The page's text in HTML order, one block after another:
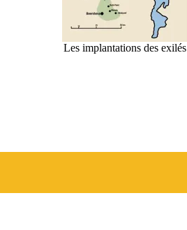
Les implantations des exilés